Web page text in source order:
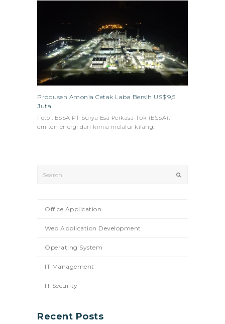
Produsen Amonia Cetak Laba Bersih US$9,5
Juta
Foto : ESSA PT Surya Esa Perkasa Tbk (ESSA),
emiten energi dan kimia melalui kilang…
Office Application
Web Application Development
Operating System
IT Management
IT Security
Recent Posts